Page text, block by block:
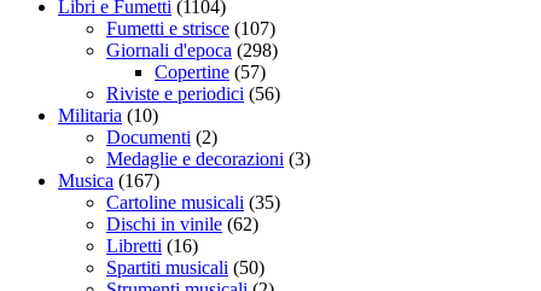
Libri e Fumetti (1104)
Fumetti e strisce (107)
Giornali d'epoca (298)
Copertine (57)
Riviste e periodici (56)
Militaria (10)
Documenti (2)
Medaglie e decorazioni (3)
Musica (167)
Cartoline musicali (35)
Dischi in vinile (62)
Libretti (16)
Spartiti musicali (50)